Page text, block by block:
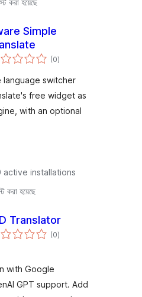
করা হয়েছে
Simple
(0total
ratings
)
language switcher
free widget as
with an optional
active installations
করা হয়েছে
Translator
(0total
ratings
)
with Google
GPT support. Add